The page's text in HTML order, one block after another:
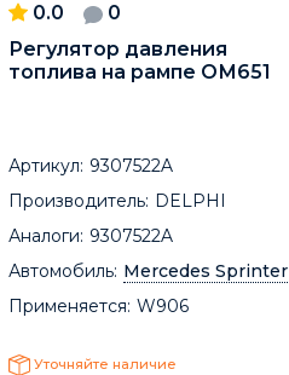
0.0
0
Регулятор давления
топлива на рампе ОМ651
Артикул: 9307522A
Производитель: DELPHI
Аналоги: 9307522A
Автомобиль: Mercedes Sprinter
Применяется: W906
Уточняйте наличие